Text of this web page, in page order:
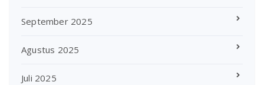
September 2025
Agustus 2025
Juli 2025